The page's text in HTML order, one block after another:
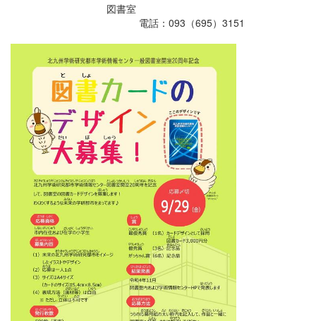
図書室
電話：093（695）3151